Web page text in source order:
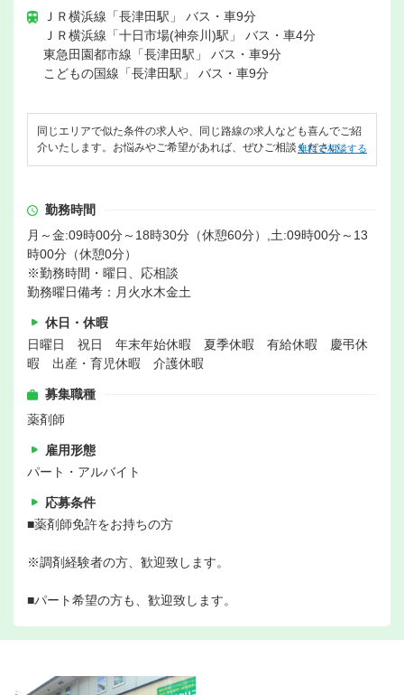
ＪＲ横浜線「長津田駅」 バス・車9分
ＪＲ横浜線「十日市場(神奈川)駅」 バス・車4分
東急田園都市線「長津田駅」 バス・車9分
こどもの国線「長津田駅」 バス・車9分
同じエリアで似た条件の求人や、同じ路線の求人なども喜んでご紹
介いたします。お悩みやご希望があれば、ぜひご相談ください。
無料で相談する
勤務時間
月～金:09時00分～18時30分（休憩60分）,土:09時00分～13
時00分（休憩0分）
※勤務時間・曜日、応相談
勤務曜日備考：月火水木金土
休日・休暇
日曜日 祝日 年末年始休暇 夏季休暇 有給休暇 慶弔休
暇 出産・育児休暇 介護休暇
募集職種
薬剤師
雇用形態
パート・アルバイト
応募条件
■薬剤師免許をお持ちの方
※調剤経験者の方、歓迎致します。
■パート希望の方も、歓迎致します。